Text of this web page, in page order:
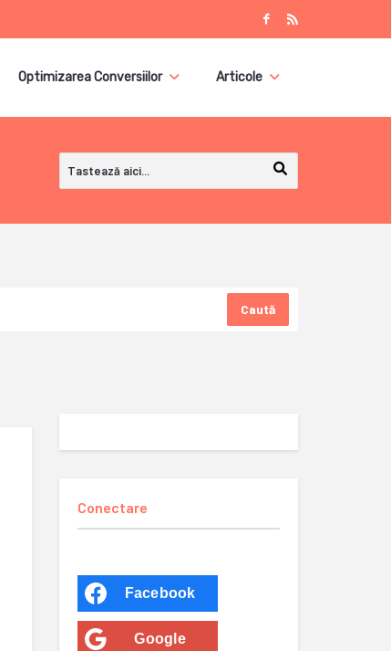
Optimizarea Conversiilor Articole
Caută
Conectare
Facebook
Google